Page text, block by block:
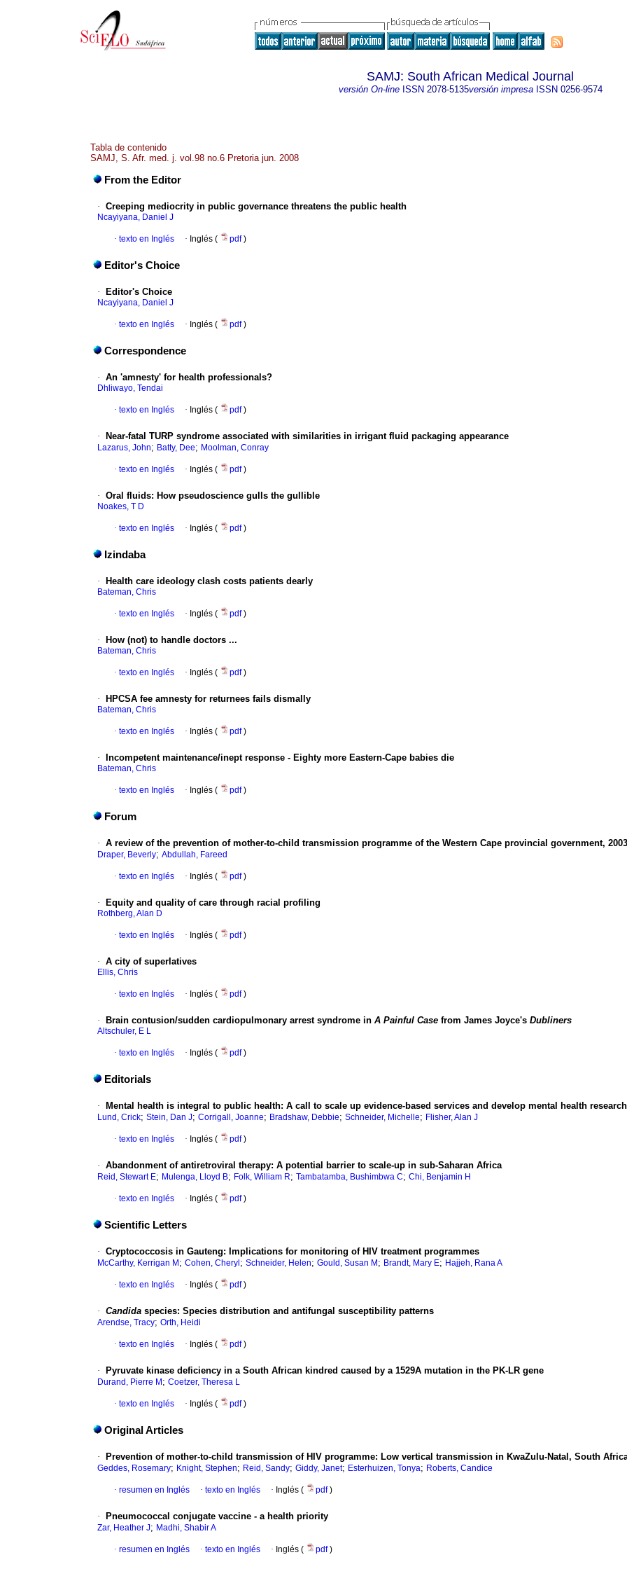
SAMJ: South African Medical Journal
versión On-lineISSN 2078-5135versión impresaISSN 0256-9574
Tabla de contenido
SAMJ, S. Afr. med. j. vol.98 no.6 Pretoria jun. 2008
From the Editor
· Creeping mediocrity in public governance threatens the public health
Ncayiyana, Daniel J
· texto en Inglés · Inglés ( pdf)
Editor's Choice
· Editor's Choice
Ncayiyana, Daniel J
· texto en Inglés · Inglés ( pdf)
Correspondence
· An 'amnesty' for health professionals?
Dhliwayo, Tendai
· texto en Inglés · Inglés ( pdf)
· Near-fatal TURP syndrome associated with similarities in irrigant fluid packaging appearance
Lazarus, John; Batty, Dee; Moolman, Conray
· texto en Inglés · Inglés ( pdf)
· Oral fluids: How pseudoscience gulls the gullible
Noakes, T D
· texto en Inglés · Inglés ( pdf)
Izindaba
· Health care ideology clash costs patients dearly
Bateman, Chris
· texto en Inglés · Inglés ( pdf)
· How (not) to handle doctors ...
Bateman, Chris
· texto en Inglés · Inglés ( pdf)
· HPCSA fee amnesty for returnees fails dismally
Bateman, Chris
· texto en Inglés · Inglés ( pdf)
· Incompetent maintenance/inept response - Eighty more Eastern-Cape babies die
Bateman, Chris
· texto en Inglés · Inglés ( pdf)
Forum
· A review of the prevention of mother-to-child transmission programme of the Western Cape provincial government,
Draper, Beverly; Abdullah, Fareed
· texto en Inglés · Inglés ( pdf)
· Equity and quality of care through racial profiling
Rothberg, Alan D
· texto en Inglés · Inglés ( pdf)
· A city of superlatives
Ellis, Chris
· texto en Inglés · Inglés ( pdf)
· Brain contusion/sudden cardiopulmonary arrest syndrome in A Painful Case from James Joyce's Dubliners
Altschuler, E L
· texto en Inglés · Inglés ( pdf)
Editorials
· Mental health is integral to public health: A call to scale up evidence-based services and develop mental health research
Lund, Crick; Stein, Dan J; Corrigall, Joanne; Bradshaw, Debbie; Schneider, Michelle; Flisher, Alan J
· texto en Inglés · Inglés ( pdf)
· Abandonment of antiretroviral therapy: A potential barrier to scale-up in sub-Saharan Africa
Reid, Stewart E; Mulenga, Lloyd B; Folk, William R; Tambatamba, Bushimbwa C; Chi, Benjamin H
· texto en Inglés · Inglés ( pdf)
Scientific Letters
· Cryptococcosis in Gauteng: Implications for monitoring of HIV treatment programmes
McCarthy, Kerrigan M ; Cohen, Cheryl ; Schneider, Helen; Gould, Susan M ; Brandt, Mary E; Hajjeh, Rana A
· texto en Inglés · Inglés ( pdf)
· Candida species: Species distribution and antifungal susceptibility patterns
Arendse, Tracy; Orth, Heidi
· texto en Inglés · Inglés ( pdf)
· Pyruvate kinase deficiency in a South African kindred caused by a 1529A mutation in the PK-LR gene
Durand, Pierre M ; Coetzer, Theresa L
· texto en Inglés · Inglés ( pdf)
Original Articles
· Prevention of mother-to-child transmission of HIV programme: Low vertical transmission in KwaZulu-Natal, South
Geddes, Rosemary; Knight, Stephen; Reid, Sandy; Giddy, Janet; Esterhuizen, Tonya; Roberts, Candice
· resumen en Inglés · texto en Inglés · Inglés ( pdf)
· Pneumococcal conjugate vaccine - a health priority
Zar, Heather J; Madhi, Shabir A
· resumen en Inglés · texto en Inglés · Inglés ( pdf)